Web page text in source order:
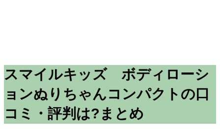
スマイルキッズ ボディローシ
ョンぬりちゃんコンパクトの口
コミ・評判は?まとめ